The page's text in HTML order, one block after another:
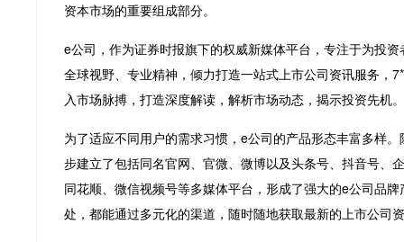
资本市场的重要组成部分。
e公司，作为证券时报旗下的权威新媒体平台，专注于为投
全球视野、专业精神，倾力打造一站式上市公司资讯服务，
入市场脉搏，打造深度解读，解析市场动态，揭示投资先机。
为了适应不同用户的需求习惯，e公司的产品形态丰富多样
步建立了包括同名官网、官微、微博以及头条号、抖音号、
同花顺、微信视频号等多媒体平台，形成了强大的e公司品
处，都能通过多元化的渠道，随时随地获取最新的上市公司